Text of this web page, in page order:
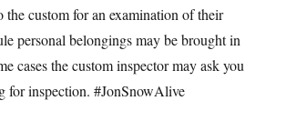
the custom for an examination of their
personal belongings may be brought in
cases the custom inspector may ask you
for inspection. #JonSnowAlive